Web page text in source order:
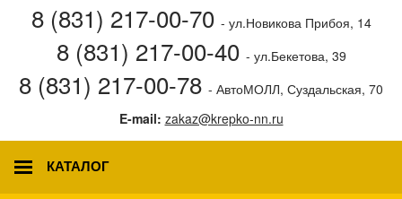
8 (831) 217-00-70 - ул.Новикова Прибоя, 14
8 (831) 217-00-40 - ул.Бекетова, 39
8 (831) 217-00-78 - АвтоМОЛЛ, Суздальская, 70
E-mail: zakaz@krepko-nn.ru
КАТАЛОГ